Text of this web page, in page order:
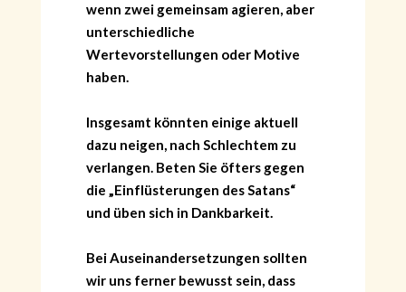
wenn zwei gemeinsam agieren, aber
unterschiedliche
Wertevorstellungen oder Motive
haben.
Insgesamt könnten einige aktuell
dazu neigen, nach Schlechtem zu
verlangen. Beten Sie öfters gegen
die „Einflüsterungen des Satans“
und üben sich in Dankbarkeit.
Bei Auseinandersetzungen sollten
wir uns ferner bewusst sein, dass